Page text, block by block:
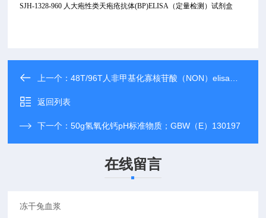
SJH-1328-960 人大疱性类天疱疮抗体(BP)ELISA（定量检测）试剂盒
上一个：48T/96T人非甲基化寡核苷酸（NON）elisa试剂盒 |规格
返回列表
下一个：50g氢氧化钙pH标准物质；GBW（E）130197
在线留言